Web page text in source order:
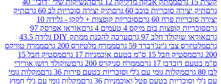
ממתק אבקה מדליקה 12 גרם
הנשיקות שלי "דובי" 40
סוכריות כוכב 60 גרם
תיק יצירה סוכריות לב 60 גרם
תיק
פרח 60 גרם
סוכריות קופצות + לקקן - גלידה 10
בום מיקס 4 טעמים 4 גרם
אוראו אפרסק 97
חלב 97 גרם
ערכה להכנת ממתק DIY גלידה 43.5
ג'ינג'רברד 59 גרם
ממרח מלטיזרס 200 גרם
ממרח טוויקס
15 ס"מ בטעם אוכמניות 17 גרם
מסטיק חבל 15
17 גרם
ממרח סניקרס 200 גרם
שוקולד רושן אורירי
מקלות גומי עם ג'לי וסוכריות בטעם פירות 36 גרם
מקלות גומי
בטעם פטל ואוכמניות 36 גרם
מקלות גומי עם ג'לי חמוץ